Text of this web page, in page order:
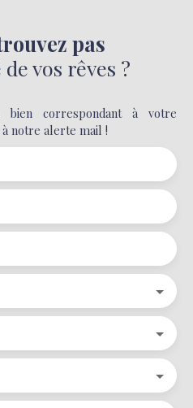
pas
vos rêves ?
correspondant à votre
notre alerte mail !